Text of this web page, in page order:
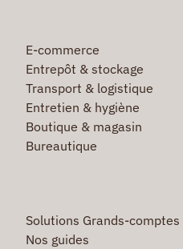
E-commerce
Entrepôt & stockage
Transport & logistique
Entretien & hygiène
Boutique & magasin
Bureautique
Solutions Grands-comptes
Nos guides